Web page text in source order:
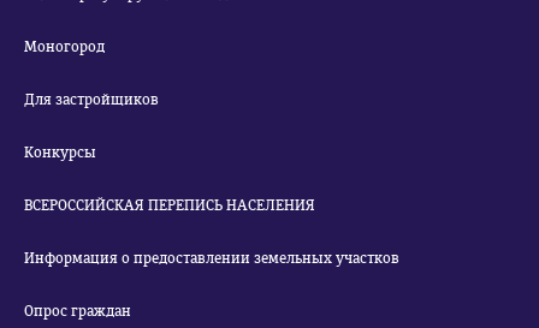
Моногород
Для застройщиков
Конкурсы
ВСЕРОССИЙСКАЯ ПЕРЕПИСЬ НАСЕЛЕНИЯ
Информация о предоставлении земельных участков
Опрос граждан